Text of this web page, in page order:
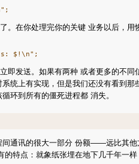
在你处理完你的关键 业务以后，用
发送。如果有两种 或者更多的不
统上有实现，但是我们还没有看到
环到所有的僵死进程都 消失。
通讯的很大一部分 份额——远比其
特点：就象纸张埋在地下几千年